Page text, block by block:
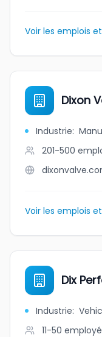
Voir les emplois
Dixon
Industrie:
201-500
Voir les emplois
Dix
Industrie:
11-50